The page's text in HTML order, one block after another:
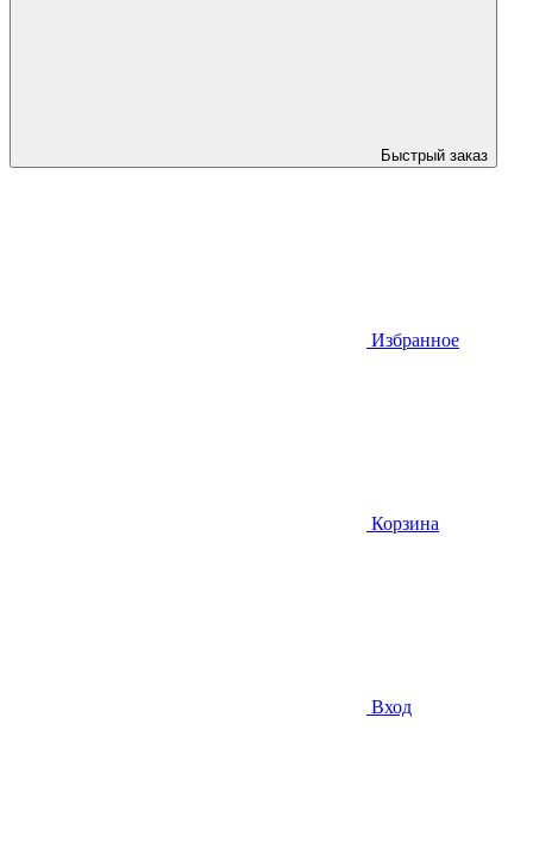
Быстрый заказ
Избранное
Корзина
Вход